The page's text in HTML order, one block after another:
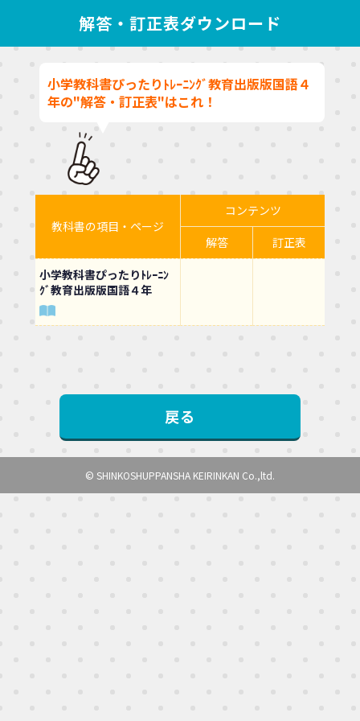
解答・訂正表ダウンロード
小学教科書ぴったりﾄﾚｰﾆﾝｸﾞ教育出版版国語４
年の"解答・訂正表"はこれ！
教科書の項目・ページ
コンテンツ
解答
訂正表
小学教科書ぴったりﾄﾚｰﾆﾝ
ｸﾞ教育出版版国語４年
戻る
© SHINKOSHUPPANSHA KEIRINKAN Co.,ltd.